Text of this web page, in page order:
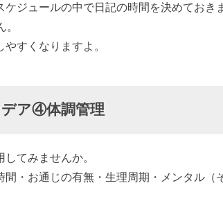
ジュールの中で日記の時間を決めておき
すくなりますよ。
ア④体調管理
てみませんか。
・お通じの有無・生理周期・メンタル（